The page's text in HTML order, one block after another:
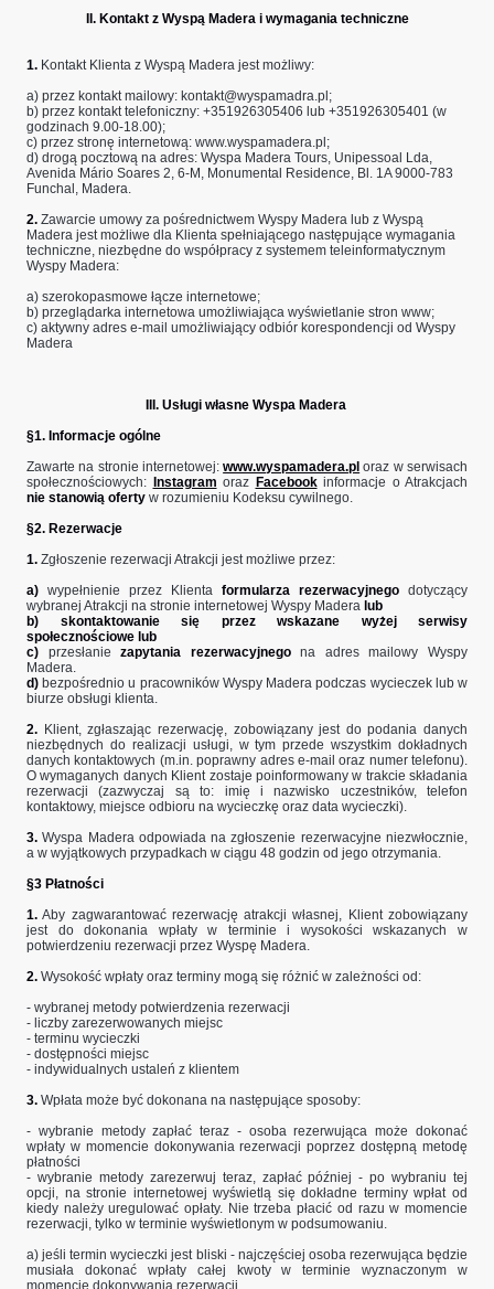
II. Kontakt z Wyspą Madera i wymagania techniczne​
1. Kontakt Klienta z Wyspą Madera jest możliwy:
a) ​przez kontakt mailowy: kontakt@wyspamadra.pl ;
b) ​przez kontakt telefoniczny: +351926305406 lub +351926305401 (w
godzinach 9.00-18.00);
c) ​przez stronę internetową: www.wyspamadera.pl;
d) drogą pocztową na adres: Wyspa Madera Tours, Unipessoal Lda,
Avenida Mário Soares 2, 6-M, Monumental Residence, Bl. 1A 9000-783
Funchal, Madera.
2. Zawarcie umowy za pośrednictwem Wyspy Madera lub z Wyspą
Madera jest możliwe dla Klienta spełniającego następujące wymagania
techniczne, niezbędne do współpracy z systemem teleinformatycznym
Wyspy Madera:
a) szerokopasmowe łącze internetowe;
b) przeglądarka internetowa umożliwiająca wyświetlanie stron www;
c) aktywny adres e-mail umożliwiający odbiór korespondencji od Wyspy
Madera
​III. Usługi własne Wyspa Madera
§1. Informacje ogólne
Zawarte na stronie internetowej:www.wyspamadera.pl oraz w serwisach
społecznościowych:
Instagram oraz Facebookinformacje o Atrakcjach
nie stanowią oferty w rozumieniu Kodeksu cywilnego.
§2. Rezerwacje
1. Zgłoszenie rezerwacji Atrakcji jest możliwe przez:
a) wypełnienie przez Klienta formularza rezerwacyjnego dotyczący
wybranej Atrakcji na stronie internetowej Wyspy Madera lub
b)
skontaktowanie się przez wskazane wyżej serwisy
społecznościowe lub
c) przesłaniezapytania rezerwacyjnegona adres mailowy Wyspy
Madera.
d) bezpośrednio u pracowników Wyspy Madera podczas wycieczek lub w
biurze obsługi klienta.
2. Klient, zgłaszając rezerwację, zobowiązany jest do podania danych
niezbędnych do realizacji usługi, w tym przede wszystkim dokładnych
danych kontaktowych (m.in. poprawny adres e-mail oraz numer telefonu).
O wymaganych danych Klient zostaje poinformowany w trakcie składania
rezerwacji (zazwyczaj są to: imię i nazwisko uczestników, telefon
kontaktowy, miejsce odbioru na wycieczkę oraz data wycieczki).
3.Wyspa Madera odpowiada na zgłoszenie rezerwacyjne niezwłocznie,
a w wyjątkowych przypadkach w ciągu 48 godzin od jego otrzymania.
§3 Płatności
1. Aby zagwarantować rezerwację atrakcji własnej, Klient zobowiązany
jest do dokonania wpłaty w terminie i wysokości wskazanych w
potwierdzeniu rezerwacji przez Wyspę Madera.
2. Wysokość wpłaty oraz terminy mogą się różnić w zależności od:
- wybranej metody potwierdzenia rezerwacji
- liczby zarezerwowanych miejsc
- terminu wycieczki
- dostępności miejsc
- indywidualnych ustaleń z klientem
3. Wpłata może być dokonana na następujące sposoby:
- wybranie metody zapłać teraz - osoba rezerwująca może dokonać
wpłaty w momencie dokonywania rezerwacji poprzez dostępną metodę
płatności
- wybranie metody zarezerwuj teraz, zapłać później - po wybraniu tej
opcji, na stronie internetowej wyświetlą się dokładne terminy wpłat od
kiedy należy uregulować opłaty. Nie trzeba płacić od razu w momencie
rezerwacji, tylko w terminie wyświetlonym w podsumowaniu.
a) jeśli termin wycieczki jest bliski - najczęściej osoba rezerwująca będzie
musiała dokonać wpłaty całej kwoty w terminie wyznaczonym w
momencie dokonywania rezerwacji